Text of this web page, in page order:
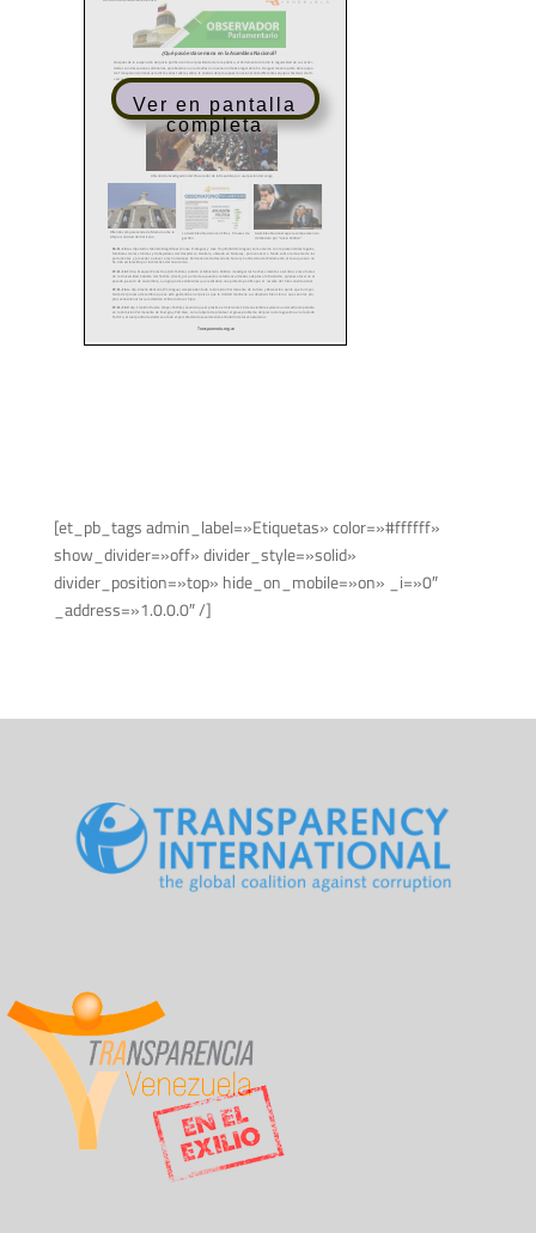
Ver en pantalla
completa
[et_pb_tags admin_label=»Etiquetas» color=»#ffffff»
show_divider=»off» divider_style=»solid»
divider_position=»top» hide_on_mobile=»on» _i=»0″
_address=»1.0.0.0″ /]